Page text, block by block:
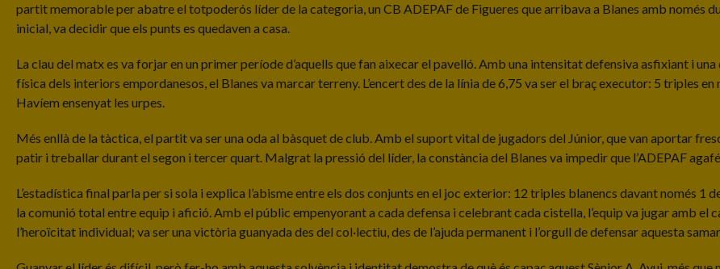
partit memorable per abatre el totpoderós líder de la categoria, un CB ADEPAF de Figueres que arribava a Blanes amb només
inicial, va decidir que els punts es quedaven a casa.
La clau del matx es va forjar en un primer període d’aquells que fan aixecar el pavelló. Amb una intensitat defensiva asfixiant i
física dels interiors empordanesos, el Blanes va marcar terreny. L’encert des de la línia de 6,75 va ser el braç executor: 5 triples
Havíem ensenyat les urpes.
Més enllà de la tàctica, el partit va ser una oda al bàsquet de club. Amb el suport vital de jugadors del Júnior, que van aportar
patir i treballar durant el segon i tercer quart. Malgrat la pressió del líder, la constància del Blanes va impedir que l’ADEPAF
L’estadística final parla per si sola i explica l’abisme entre els dos conjunts en el joc exterior: 12 triples blanencs davant només 1
la comunió total entre equip i afició. Amb el públic empenyorant a cada defensa i celebrant cada cistella, l’equip va jugar amb el
l’heroïcitat individual; va ser una victòria guanyada des del col·lectiu, des de l’ajuda permanent i l’orgull de defensar aquesta